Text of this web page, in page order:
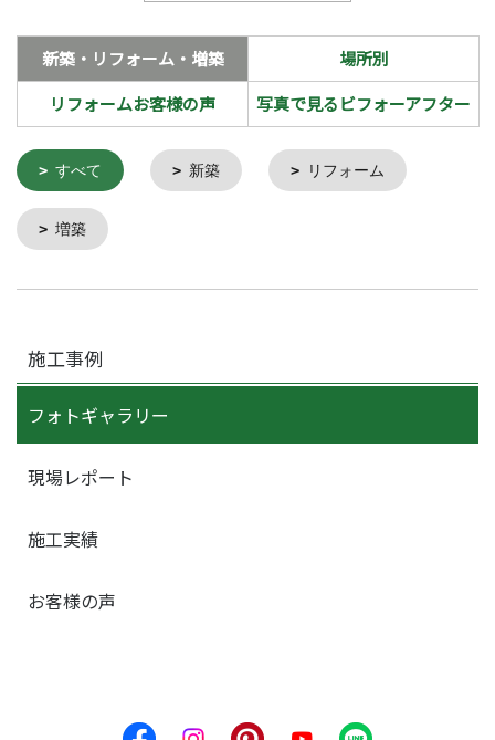
新築・リフォーム・増築
場所別
リフォームお客様の声
写真で見るビフォーアフター
すべて 新築 リフォーム
増築
施工事例
フォトギャラリー
現場レポート
施工実績
お客様の声